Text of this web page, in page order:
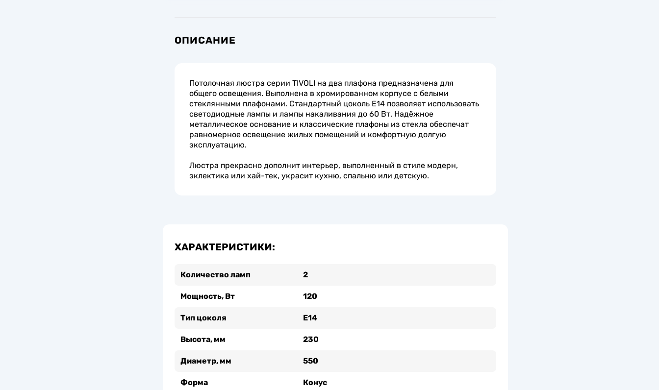
ОПИСАНИЕ
Потолочная люстра серии TIVOLI на два плафона предназначена для
общего освещения. Выполнена в хромированном корпусе с белыми
стеклянными плафонами. Стандартный цоколь Е14 позволяет использовать
светодиодные лампы и лампы накаливания до 60 Вт. Надёжное
металлическое основание и классические плафоны из стекла обеспечат
равномерное освещение жилых помещений и комфортную долгую
эксплуатацию.
Люстра прекрасно дополнит интерьер, выполненный в стиле модерн,
эклектика или хай-тек, украсит кухню, спальню или детскую.
ХАРАКТЕРИСТИКИ:
Количество ламп 2
Мощность, Вт 120
Тип цоколя Е14
Высота, мм 230
Диаметр, мм 550
Форма Конус